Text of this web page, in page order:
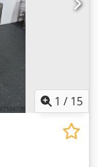
1 / 15